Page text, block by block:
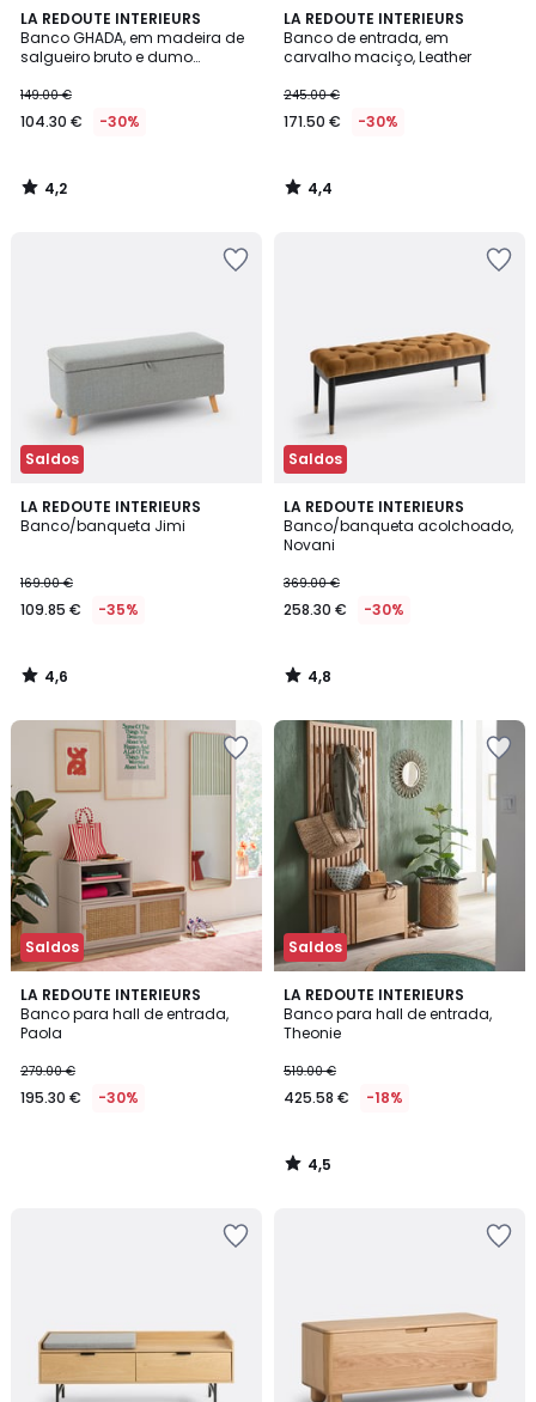
LA REDOUTE INTERIEURS
Banco GHADA, em madeira de
salgueiro bruto e dumo
149.00 €
104.30 € -30%
4,2
/ 5
4,2
/
LA REDOUTE INTERIEURS
Banco de entrada, em
carvalho maciço, Leather
245.00 €
171.50 € -30%
4,4
/ 5
4,4
/
Saldos
LA REDOUTE INTERIEURS
Banco/banqueta Jimi
169.00 €
109.85 € -35%
4,6
/ 5
4,6
/
Saldos
LA REDOUTE INTERIEURS
Banco/banqueta acolchoado,
Novani
369.00 €
258.30 € -30%
4,8
/ 5
4,8
/
Saldos
LA REDOUTE INTERIEURS
Banco para hall de entrada,
Paola
279.00 €
195.30 € -30%
Saldos
LA REDOUTE INTERIEURS
Banco para hall de entrada,
Theonie
519.00 €
425.58 € -18%
4,5
/ 5
4,5
/